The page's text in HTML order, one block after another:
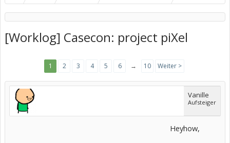
[Worklog] Casecon: project piXel
1 2 3 4 5 6 → 10 Weiter >
Vanille
Aufsteiger
Heyhow,